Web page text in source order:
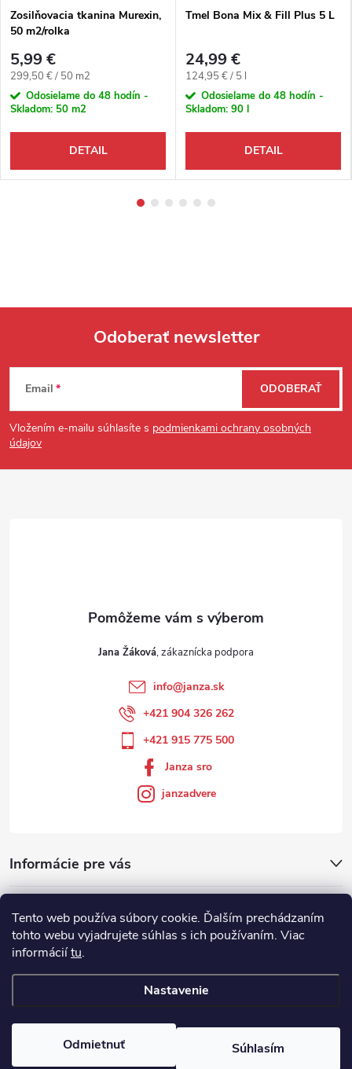
Tento web používa súbory cookie. Ďalším prechádzaním
tohto webu vyjadrujete súhlas s ich používaním. Viac
informáciítu.
Nastavenie
Odmietnuť Súhlasím
Zosilňovacia tkanina Murexin,
50 m2/rolka
5,99 €
Jednotková cena:
299,50 € / 50 m2
Odosielame do 48 hodín -
Skladom: 50 m2
DETAIL
Tmel Bona Mix & Fill Plus 5 L
24,99 €
Jednotková cena:
124,95 € / 5 l
Odosielame do 48 hodín -
Skladom: 90 l
DETAIL
Zápätie
Odoberať newsletter
Email
Vložením e-mailu súhlasíte s podmienkami ochrany osobných
údajov
ODOBERAŤ
Informácie pre vás
Jana Žáková
info@janza.sk
+421 904 326 262
+421 915 775 500
Janza sro
janzadvere
Showroom
. Všetky práva vyhradené.